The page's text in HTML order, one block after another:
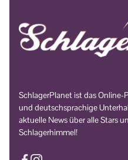
SchlagerPlanet ist das Online-
und deutschsprachige
aktuelle News über alle Stars
Schlagerhimmel!